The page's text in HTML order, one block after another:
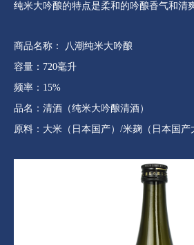
纯米大吟酿的特点是柔和的吟酿香气和清
商品名称： 八潮纯米大吟酿
容量：720毫升
频率：15%
品名：清酒（纯米大吟酿清酒）
原料：大米（日本国产）/米麹（日本国产